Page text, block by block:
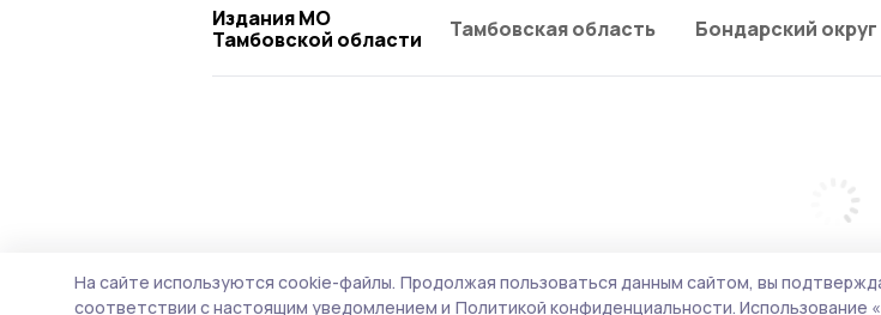
Издания МО
Тамбовской области
Тамбовская область Бондарский округ
На сайте используются cookie-файлы. Продолжая пользоваться данным сайтом, вы
соответствии с настоящим уведомлением и Политикой конфиденциальности. Использование